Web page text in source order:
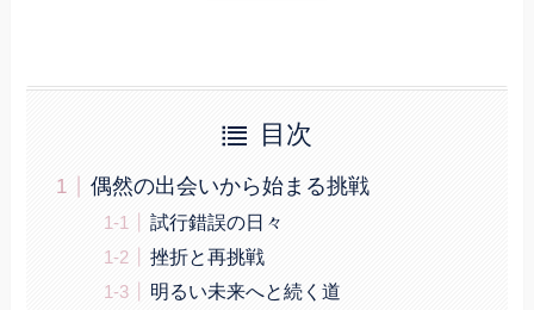
目次
偶然の出会いから始まる挑戦
試行錯誤の日々
挫折と再挑戦
明るい未来へと続く道